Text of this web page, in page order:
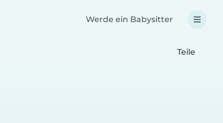
Werde ein Babysitter
Teile